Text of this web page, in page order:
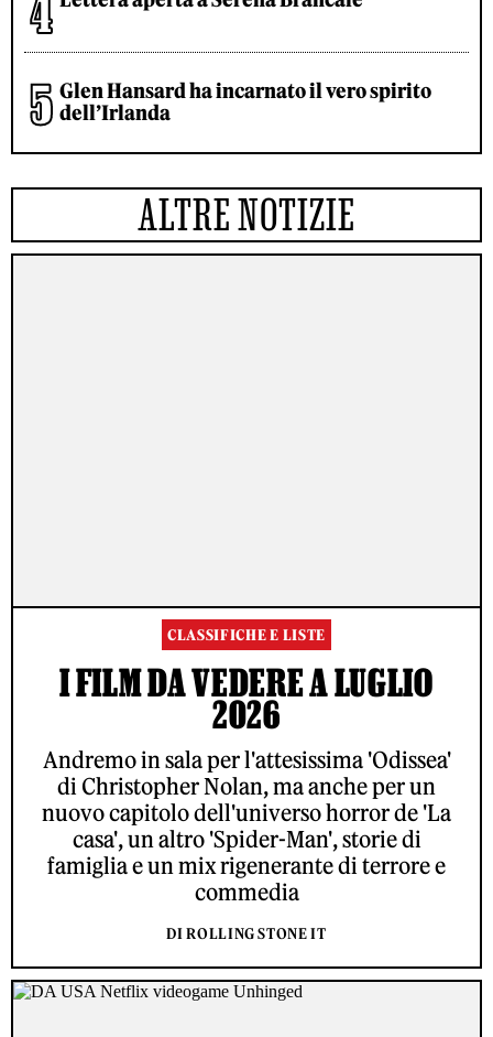
Glen Hansard ha incarnato il vero spirito
dell’Irlanda
ALTRE NOTIZIE
CLASSIFICHE E LISTE
I FILM DA VEDERE A LUGLIO
2026
Andremo in sala per l'attesissima 'Odissea'
di Christopher Nolan, ma anche per un
nuovo capitolo dell'universo horror de 'La
casa', un altro 'Spider-Man', storie di
famiglia e un mix rigenerante di terrore e
commedia
DI ROLLING STONE IT